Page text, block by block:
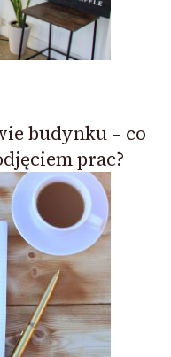
budynku – co
prac?